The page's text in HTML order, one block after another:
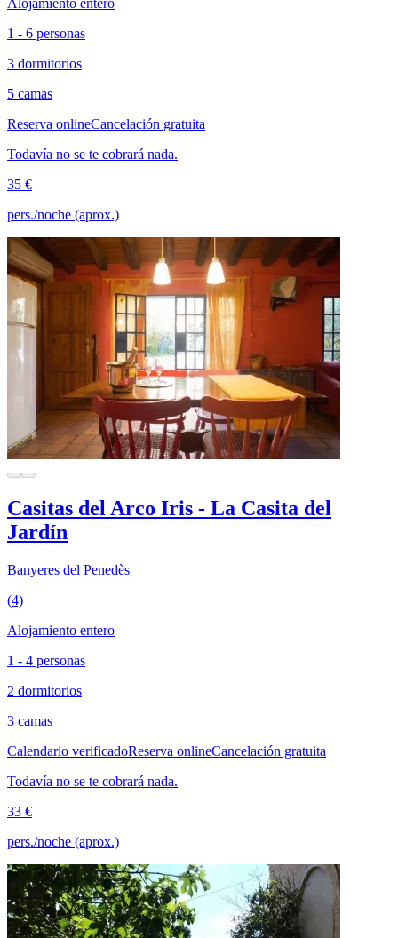
Alojamiento entero
1 - 6 personas
3 dormitorios
5 camas
Reserva onlineCancelación gratuita
Todavía no se te cobrará nada.
35 €
pers./noche (aprox.)
Casitas del Arco Iris - La Casita del
Jardín
Banyeres del Penedès
(4)
Alojamiento entero
1 - 4 personas
2 dormitorios
3 camas
Calendario verificadoReserva onlineCancelación gratuita
Todavía no se te cobrará nada.
33 €
pers./noche (aprox.)